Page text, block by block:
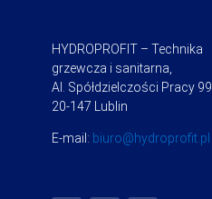
HYDROPROFIT – Technika
grzewcza i sanitarna,
Al. Spółdzielczości Pracy 99,
20-147 Lublin
E-mail: biuro@hydroprofit.pl